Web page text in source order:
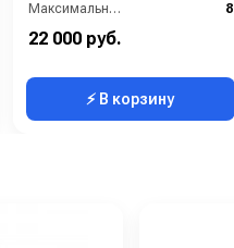
Максимальное давление (бар):
8
Материал бака пеногенератора:
Объем бака пеногенератора:
22 000 руб.
⚡ В корзину